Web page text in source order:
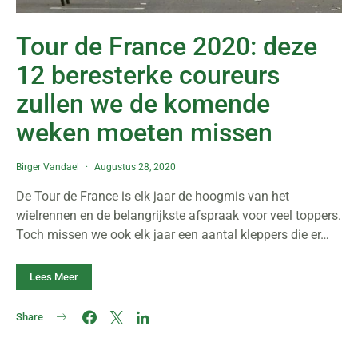
Tour de France 2020: deze
12 beresterke coureurs
zullen we de komende
weken moeten missen
Birger Vandael Augustus 28, 2020
De Tour de France is elk jaar de hoogmis van het
wielrennen en de belangrijkste afspraak voor veel toppers.
Toch missen we ook elk jaar een aantal kleppers die er…
Lees Meer
Share